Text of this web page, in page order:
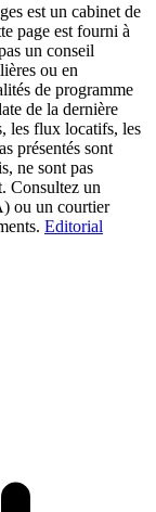
est un cabinet de
page est fourni à
un conseil
ou en
de programme
de la dernière
les flux locatifs, les
présentés sont
ne sont pas
Consultez un
ou un courtier
Editorial